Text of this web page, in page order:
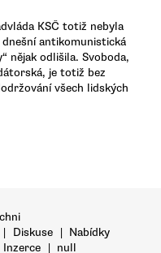
KSČ totiž nebyla
antikomunistická
nějak odlišila. Svoboda,
je totiž bez
všech lidských
| Diskuse | Nabídky
Inzerce | null